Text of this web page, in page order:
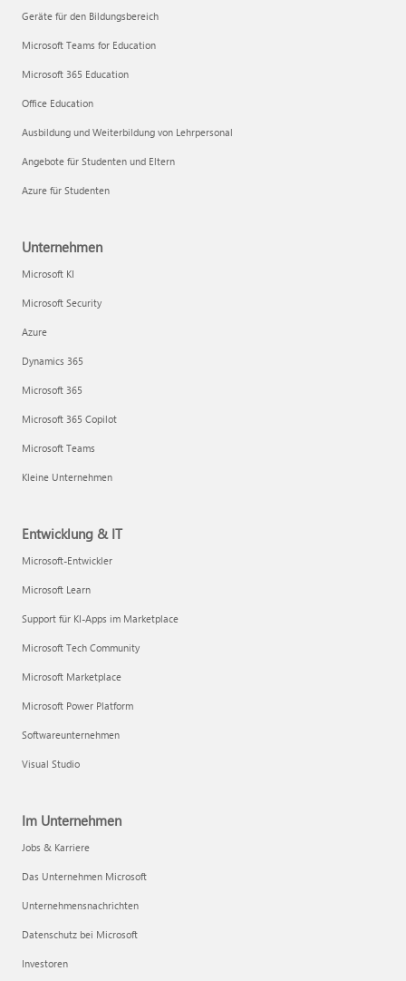
Geräte für den Bildungsbereich
Microsoft Teams for Education
Microsoft 365 Education
Office Education
Ausbildung und Weiterbildung von Lehrpersonal
Angebote für Studenten und Eltern
Azure für Studenten
Unternehmen
Microsoft KI
Microsoft Security
Azure
Dynamics 365
Microsoft 365
Microsoft 365 Copilot
Microsoft Teams
Kleine Unternehmen
Entwicklung & IT
Microsoft-Entwickler
Microsoft Learn
Support für KI-Apps im Marketplace
Microsoft Tech Community
Microsoft Marketplace
Microsoft Power Platform
Softwareunternehmen
Visual Studio
Im Unternehmen
Jobs & Karriere
Das Unternehmen Microsoft
Unternehmensnachrichten
Datenschutz bei Microsoft
Investoren